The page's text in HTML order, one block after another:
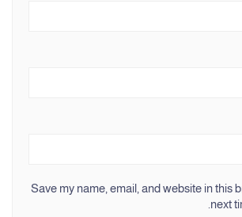
Save my name, email, and website in this
next